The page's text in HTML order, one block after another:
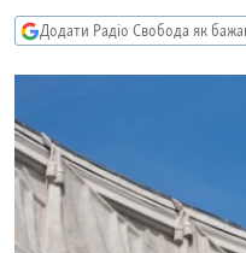
пошуку
СВІТ
ТИ ЯК?
КИТАЙ.ВИКЛИКИ
МУЛЬТИМЕДІА
ФОТО
Додати Радіо Свобода як